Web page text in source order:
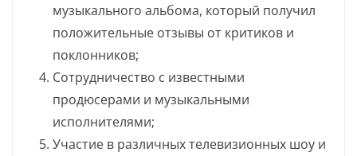
музыкального альбома, который получил
положительные отзывы от критиков и
поклонников;
Сотрудничество с известными
продюсерами и музыкальными
исполнителями;
Участие в различных телевизионных шоу и